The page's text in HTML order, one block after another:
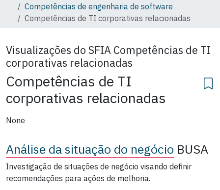
Competências de engenharia de software
Competências de TI corporativas relacionadas
Visualizações do SFIA Competências de TI
corporativas relacionadas
Competências de TI
corporativas relacionadas
None
Análise da situação do negócio BUSA
Investigação de situações de negócio visando definir
recomendações para ações de melhoria.